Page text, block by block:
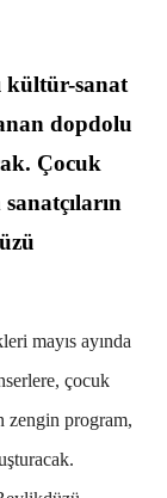
kültür-sanat
dopdolu
Çocuk
mayıs ayında
çocuk
zengin program,